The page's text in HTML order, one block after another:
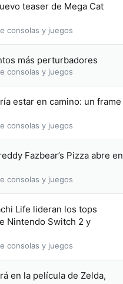
teaser de Mega Cat
consolas y juegos
más perturbadores
consolas y juegos
estar en camino: un frame
consolas y juegos
Fazbear’s Pizza abre en
consolas y juegos
Life lideran los tops
Nintendo Switch 2 y
consolas y juegos
en la película de Zelda,